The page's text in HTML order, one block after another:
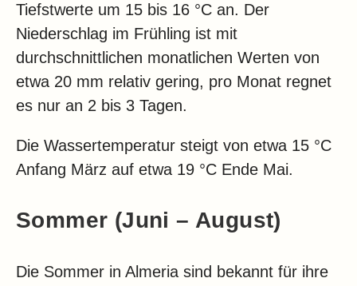
Tiefstwerte um 15 bis 16 °C an. Der
Niederschlag im Frühling ist mit
durchschnittlichen monatlichen Werten von
etwa 20 mm relativ gering, pro Monat regnet
es nur an 2 bis 3 Tagen.
Die Wassertemperatur steigt von etwa 15 °C
Anfang März auf etwa 19 °C Ende Mai.
Sommer (Juni – August)
Die Sommer in Almeria sind bekannt für ihre